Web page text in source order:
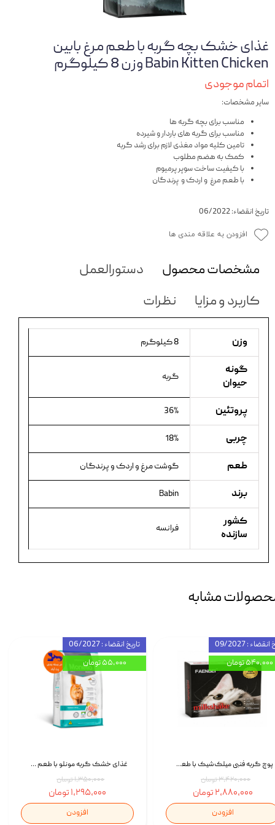
غذای خشک بچه گربه با طعم مرغ بابین
Babin Kitten Chicken وزن 8 کیلوگرم
اتمام موجودی
سایر مشخصات:
مناسب برای بچه گربه ها
مناسب برای گربه های باردار و شیرده
تامین کلیه مواد مغذی لازم برای رشد گربه
کمک به هضم مطلوب
با کیفیت ساخت سوپر پرمیوم
با طعم مرغ و اردک و پرندگان
تاریخ انقضاء: 06/2022
افزودن به علاقه مندی ها
مشخصات محصول
دستورالعمل
کاربرد و مزایا
نظرات
وزن 8 کیلوگرم
گونه
حیوان
گربه
پروتئین 36%
چربی 18%
طعم گوشت مرغ و اردک و پرندگان
برند Babin
کشور
سازنده
فرانسه
مشابه
غذای خشک گربه مونلو با طعم گوشت پرندگان و ماهی سالمون Monello Adult Hairball Control وزن 1 کیلوگرم
۱,۳۵۰,۰۰۰ تومان
۱,۲۹۵,۰۰۰ تومان
افزودن
تاریخ انقضاء : 06/2027
۵۵,۰۰۰ تومان
پوچ گربه فنبی میلک‌شیک با طعم مرغ Faenbei Cat Milk Shake Pouch بسته 12 عددی
۳,۴۲۰,۰۰۰ تومان
۲,۸۸۰,۰۰۰ تومان
افزودن
: 09/2027
۵۴۰,۰۰۰ تومان